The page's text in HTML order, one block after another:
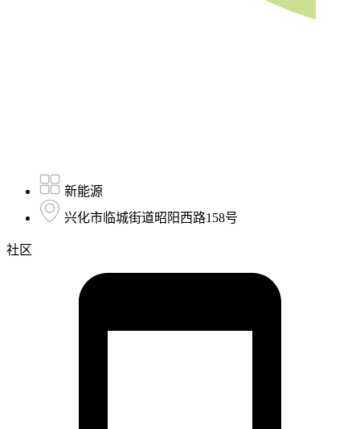
新能源
兴化市临城街道昭阳西路158号
社区